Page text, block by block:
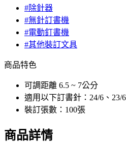
#除針器
#無針訂書機
#電動釘書機
#其他裝訂文具
商品特色
可調距離 6.5 ~ 7公分
適用以下訂書針：24/6、23/
裝訂張數：100張
商品詳情